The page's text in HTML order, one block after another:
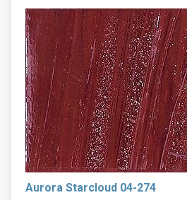
Aurora Starcloud 04-274